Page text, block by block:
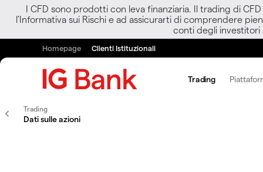
I CFD sono prodotti con leva finanziaria. Il trading di
l’Informativa sui Rischi e ad assicurarti di comprendere
conti degli investitori
Homepage Clienti Istituzionali
Trading
Trading
Dati sulle azioni